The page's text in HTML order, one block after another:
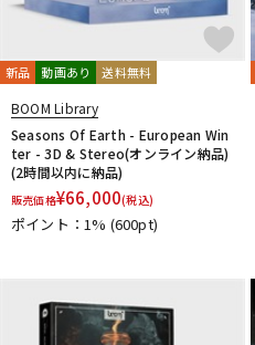
新品 動画あり 送料無料
BOOM Library
Seasons Of Earth - European Win
ter - 3D & Stereo(オンライン納品)
(2時間以内に納品)
販売価格¥66,000(税込)
ポイント：1% (600pt)